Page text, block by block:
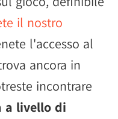
il nostro
l'accesso al
ancora in
incontrare
a livello di